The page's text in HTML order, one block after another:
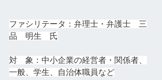
ファシリテータ：弁理士・弁護士　三
品　明生　氏
対　象：中小企業の経営者・関係者、
一般、学生、自治体職員など